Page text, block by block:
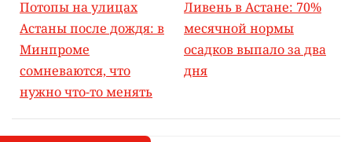
Потопы на улицах
Астаны после дождя: в
Минпроме
сомневаются, что
нужно что-то менять
Ливень в Астане: 70%
месячной нормы
осадков выпало за два
дня